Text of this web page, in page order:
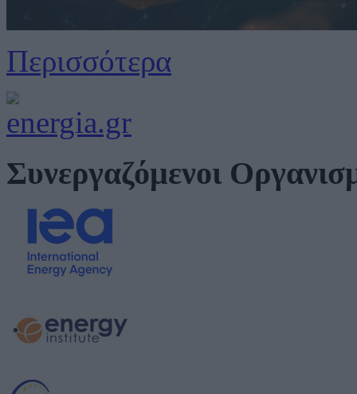
Περισσότερα
Συνεργαζόμενοι